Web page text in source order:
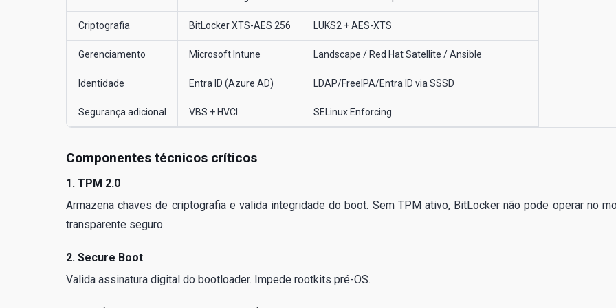
Criptografia BitLocker XTS-AES 256 LUKS2 + AES-XTS
Gerenciamento Microsoft Intune Landscape / Red Hat Satellite / Ansible
Identidade Entra ID (Azure AD) LDAP/FreeIPA/Entra ID via SSSD
Segurança adicional VBS + HVCI SELinux Enforcing
Componentes técnicos críticos
1. TPM 2.0
Armazena chaves de criptografia e valida integridade do boot. Sem TPM ativo, BitLocker não pode operar no
transparente seguro.
2. Secure Boot
Valida assinatura digital do bootloader. Impede rootkits pré-OS.